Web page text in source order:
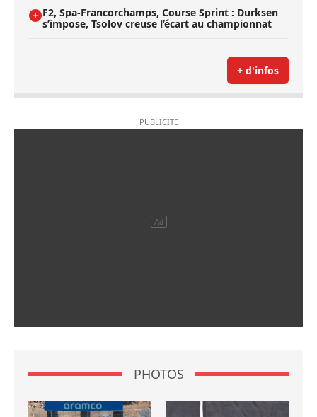
F2, Spa-Francorchamps, Course Sprint : Durksen
s’impose, Tsolov creuse l’écart au championnat
+ d'infos
PHOTOS